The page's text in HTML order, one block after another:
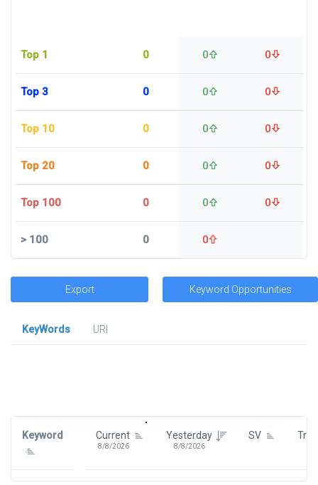
Top 1 0 0 0
Top 3 0 0 0
Top 10 0 0 0
Top 20 0 0 0
Top 100 0 0 0
>100 0 0
Export Keyword Opportunities
KeyWords
URl
Keyword Current
8/8/2026
Yesterday
8/8/2026
SV